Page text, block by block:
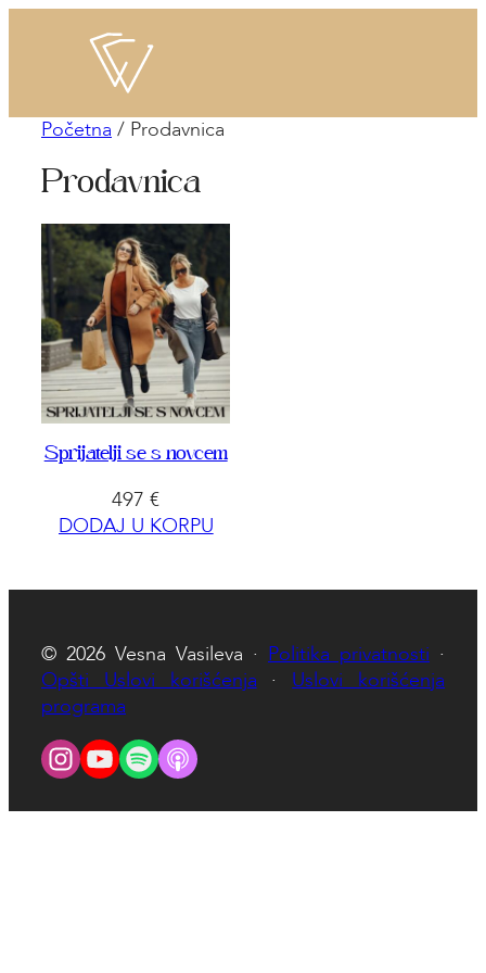
Početna / Prodavnica
Prodavnica
Sprijatelji se s novcem
497€
DODAJ U KORPU
© 2026 Vesna Vasileva · Politika privatnosti ·
Opšti Uslovi korišćenja · Uslovi korišćenja
programa